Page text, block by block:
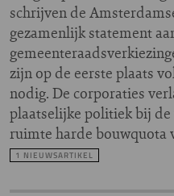
schrijven de
gezamenlijk statement
zijn op de eerste plaats
nodig. De corporaties
plaatselijke politiek bij de
ruimte harde bouwquota
1 NIEUWSARTIKEL